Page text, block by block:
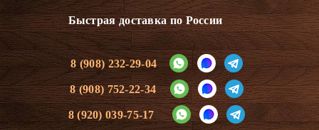
Быстрая доставка по России
8 (908) 232-29-04
8 (908) 752-22-34
8 (920) 039-75-17